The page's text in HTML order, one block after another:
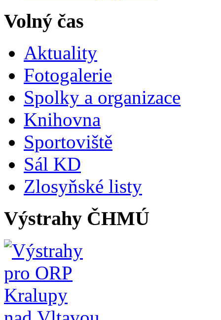
Volný čas
Aktuality
Fotogalerie
Spolky a organizace
Knihovna
Sportoviště
Sál KD
Zlosyňské listy
Výstrahy ČHMÚ